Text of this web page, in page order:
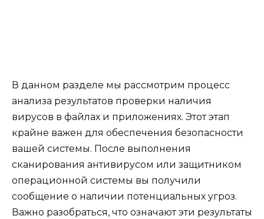
В данном разделе мы рассмотрим процесс
анализа результатов проверки наличия
вирусов в файлах и приложениях. Этот этап
крайне важен для обеспечения безопасности
вашей системы. После выполнения
сканирования антивирусом или защитником
операционной системы вы получили
сообщение о наличии потенциальных угроз.
Важно разобраться, что означают эти результаты